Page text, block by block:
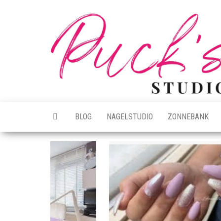
BLOG NAGELSTUDIO ZONNEBANK